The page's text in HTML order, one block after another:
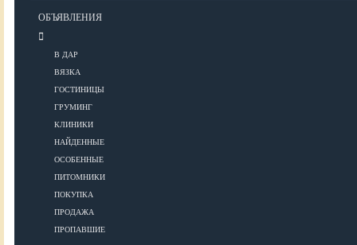
ОБЪЯВЛЕНИЯ
В ДАР
ВЯЗКА
ГОСТИНИЦЫ
ГРУМИНГ
КЛИНИКИ
НАЙДЕННЫЕ
ОСОБЕННЫЕ
ПИТОМНИКИ
ПОКУПКА
ПРОДАЖА
ПРОПАВШИЕ
Кормление щенков
Диетическое и лечебное кормление
УХОД
Гигиена
Уход за шерстью
Аксессуары для ухода за собакой